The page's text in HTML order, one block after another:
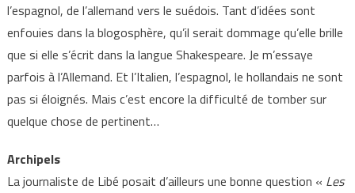
l’espagnol, de l’allemand vers le suédois. Tant d’idées sont
enfouies dans la blogosphère, qu’il serait dommage qu’elle brille
que si elle s’écrit dans la langue Shakespeare. Je m’essaye
parfois à l’Allemand. Et l’Italien, l’espagnol, le hollandais ne sont
pas si éloignés. Mais c’est encore la difficulté de tomber sur
quelque chose de pertinent…
Archipels
La journaliste de Libé posait d’ailleurs une bonne question « Les